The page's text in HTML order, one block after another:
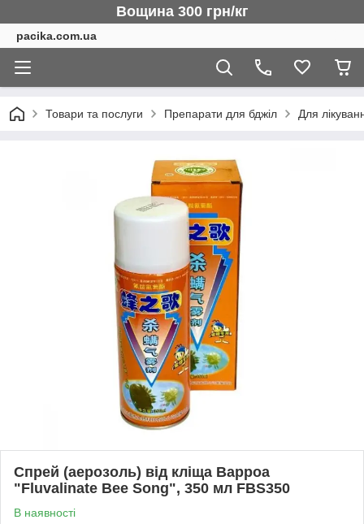
Вощина 300 грн/кг
pacika.com.ua
Товари та послуги Препарати для бджіл Для
Спрей (аерозоль) від кліща Варроа
"Fluvalinate Bee Song", 350 мл FBS350
В наявності